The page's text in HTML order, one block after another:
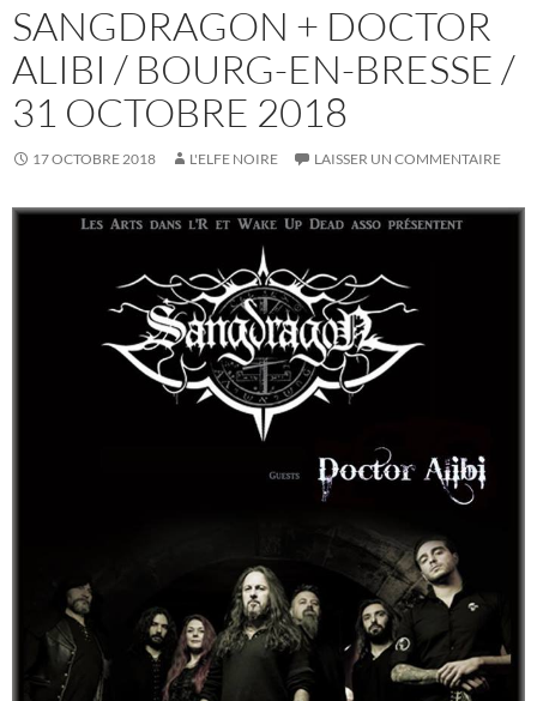
SANGDRAGON + DOCTOR
ALIBI / BOURG-EN-BRESSE /
31 OCTOBRE 2018
17 OCTOBRE 2018 L'ELFE NOIRE LAISSER UN COMMENTAIRE